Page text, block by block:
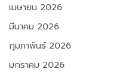
เมษายน 2026
มีนาคม 2026
กุมภาพันธ์ 2026
มกราคม 2026